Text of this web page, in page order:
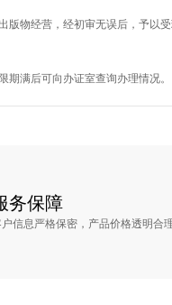
版物经营，经初审无误后，予以
期满后可向办证室查询办理情况。
务保障
信息严格保密，产品价格透明合